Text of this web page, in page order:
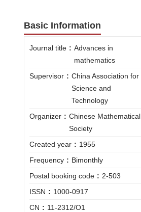
Basic Information
Journal title : Advances in
mathematics
Supervisor : China Association for
Science and
Technology
Organizer : Chinese Mathematical
Society
Created year : 1955
Frequency : Bimonthly
Postal booking code : 2-503
ISSN : 1000-0917
CN : 11-2312/O1